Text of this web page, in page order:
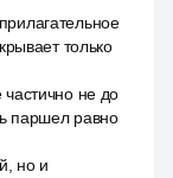
только
не до
паршел равно
но и